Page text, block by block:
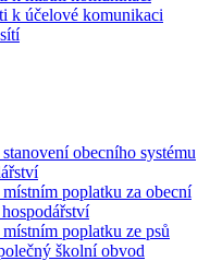
k účelové komunikaci
obecního systému
místním poplatku za obecní
poplatku ze psů
školní obvod